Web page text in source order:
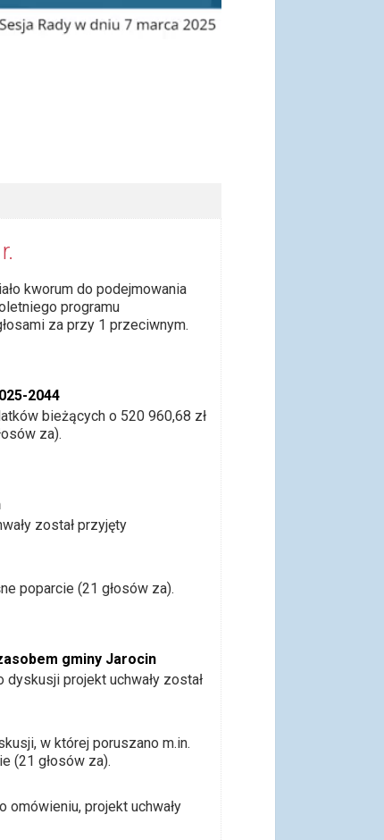
kworum do podejmowania
programu
za przy 1 przeciwnym.
2044
bieżących o 520 960,68 zł
za).
został przyjęty
poparcie (21 głosów za).
gminy Jarocin
projekt uchwały został
w której poruszano m.in.
(21 głosów za).
omówieniu, projekt uchwały